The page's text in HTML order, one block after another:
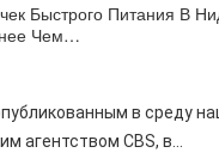
Быстрого Питания В
Чем…
в среду
агентством CBS, в...